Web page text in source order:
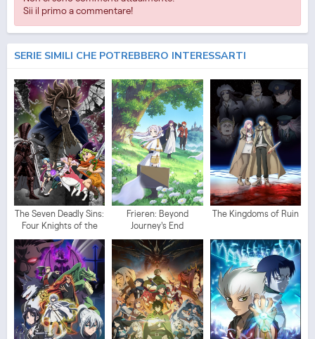
Sii il primo a commentare!
SERIE SIMILI CHE POTREBBERO INTERESSARTI
The Seven Deadly Sins:
Four Knights of the
Apocalypse
Frieren: Beyond
Journey's End
The Kingdoms of Ruin